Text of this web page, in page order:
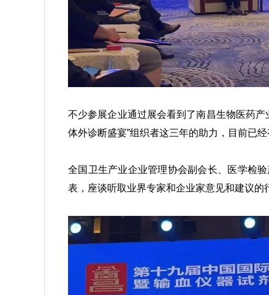
不少参展企业通过展会看到了南昌生物医药
体外诊断盛宴”组织者这三年的助力，目前已
全国卫生产业企业管理协会副会长、医学检
表，座谈听取业界专家和企业家意见和建议的